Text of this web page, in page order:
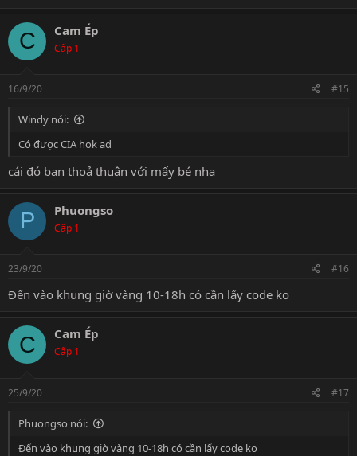
C Cam Ép
Cấp 1
16/9/20 #15
Windy nói:
Có được CIA hok ad
cái đó bạn thoả thuận với mấy bé nha
P Phuongso
Cấp 1
23/9/20 #16
Đến vào khung giờ vàng 10-18h có cần lấy code ko
C Cam Ép
Cấp 1
25/9/20 #17
Phuongso nói:
Đến vào khung giờ vàng 10-18h có cần lấy code ko